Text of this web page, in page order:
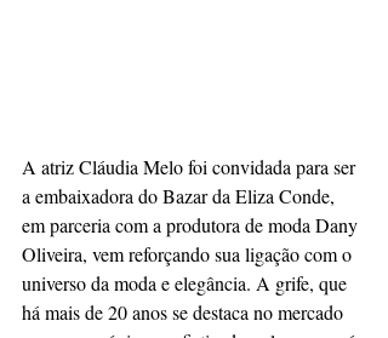
A atriz Cláudia Melo foi convidada para ser
a embaixadora do Bazar da Eliza Conde,
em parceria com a produtora de moda Dany
Oliveira, vem reforçando sua ligação com o
universo da moda e elegância. A grife, que
há mais de 20 anos se destaca no mercado